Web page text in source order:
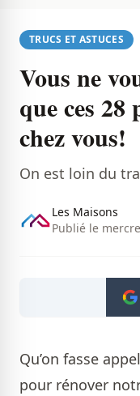
TRUCS ET ASTUCES
Vous ne
que ces 28
chez vous!
On est loin du
Les Maisons
Publié le
Qu’on fasse
pour rénover